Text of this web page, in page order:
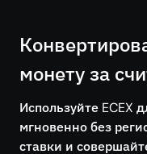
монету за
Используйте ECEX
мгновенно без
ставки и